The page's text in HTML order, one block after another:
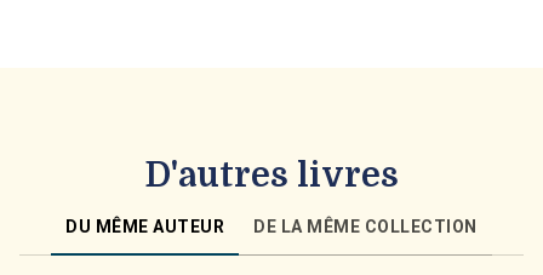
D'autres livres
DU MÊME AUTEUR DE LA MÊME COLLECTION